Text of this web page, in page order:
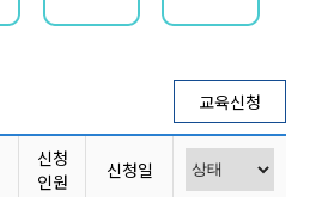
교육신청
신청
인원
신청일